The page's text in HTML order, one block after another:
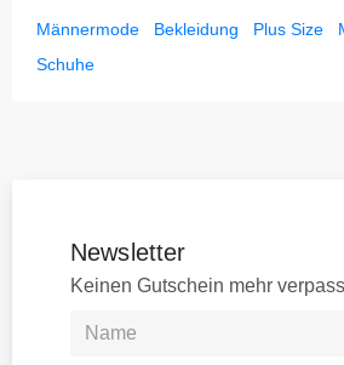
Männermode Bekleidung Plus Size
Schuhe
Newsletter
Keinen Gutschein mehr